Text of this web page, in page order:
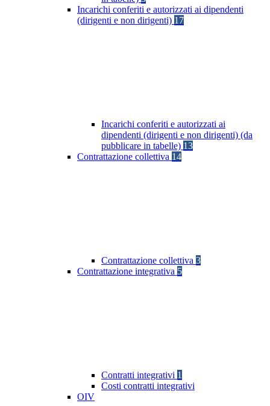
Incarichi conferiti e autorizzati ai dipendenti
(dirigenti e non dirigenti) 17
Incarichi conferiti e autorizzati ai
dipendenti (dirigenti e non dirigenti) (da
pubblicare in tabelle) 13
Contrattazione collettiva 14
Contrattazione collettiva 3
Contrattazione integrativa 5
Contratti integrativi 1
Costi contratti integrativi
OIV